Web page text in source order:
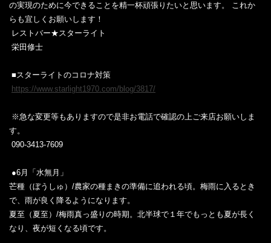
の実現のために今できることを精一杯頑張りたいと思います。 これか
らも宜しくお願いします！ ‎
‎ レストバー★スターライト ‎
‎ 栄田修士‎
‎ ■スターライトのコロナ対策‎
https://www.starlight1970.com/blog/3817/
‎ ※急な変更等もありますので是非お電話で確認の上ご来店お願いしま
す。 ‎
‎ 090-3413-7609‎
‎●6月「水無月」
芒種（ぼうしゅ）/農家の種まきの準備に追われる頃。梅雨に入るとき
で、雨が良く降るようになります。
夏至（夏至）/梅雨真っ盛りの時期。北半球で１年でもっとも夏が長く
なり、夜が短くなる頃です。